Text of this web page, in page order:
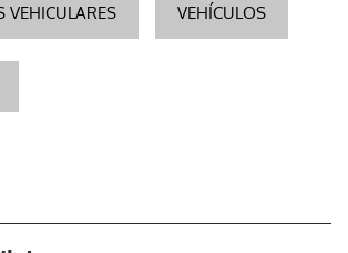
VEHICULARES VEHÍCULOS